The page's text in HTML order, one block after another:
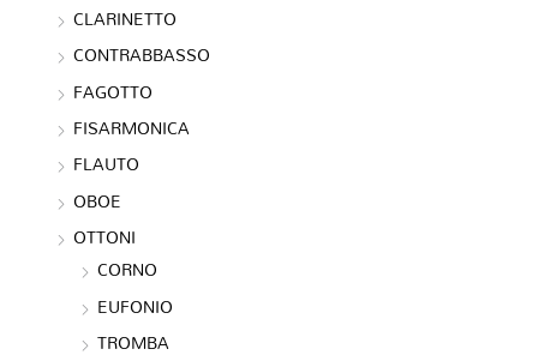
CLARINETTO
CONTRABBASSO
FAGOTTO
FISARMONICA
FLAUTO
OBOE
OTTONI
CORNO
EUFONIO
TROMBA